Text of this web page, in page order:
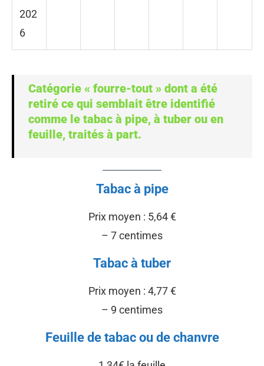
202
6
Catégorie « fourre-tout » dont a été
retiré ce qui semblait être identifié
comme le tabac à pipe, à tuber ou en
feuille, traités à part.
Tabac à pipe
Prix moyen : 5,64 €
– 7 centimes
Tabac à tuber
Prix moyen : 4,77 €
– 9 centimes
Feuille de tabac ou de chanvre